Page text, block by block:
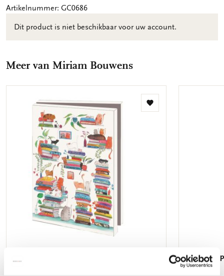
Artikelnummer: GC0686
Dit product is niet beschikbaar voor uw account.
Meer van Miriam Bouwens
Toevoegen
Bouwens